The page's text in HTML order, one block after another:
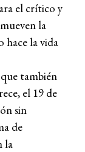
el crítico y
la
hace la vida
también
el 19 de
sin
de
la